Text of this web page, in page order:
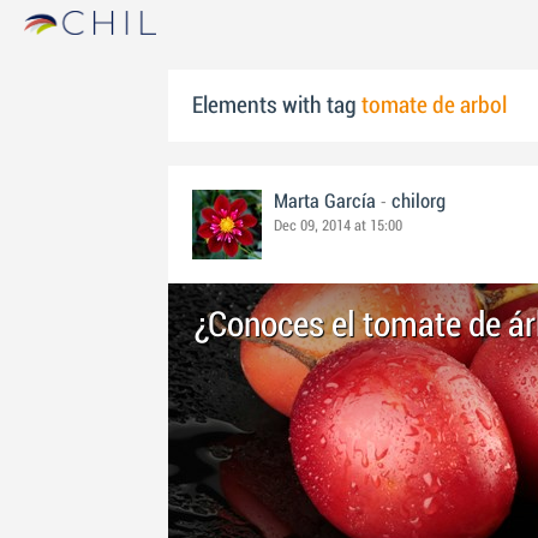
Elements with tag tomate de arbol
Marta García - chilorg
Dec 09, 2014 at 15:00
¿Conoces el tomate de